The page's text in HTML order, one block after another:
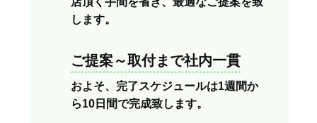
します。
ご提案～取付まで社内一貫
およそ、完了スケジュールは1週間か
ら10日間で完成致します。